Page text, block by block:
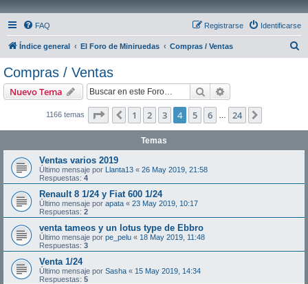
FAQ Identificarse
Registrarse
Índice general El Foro de Miniruedas Compras / Ventas
Compras / Ventas
Nuevo Tema Buscar
1166 temas Página de 24
Anterior
1 2 3 4 5 6 24
Temas
Ventas varios 2019
Último mensaje por Llanta13 « 26 May 2019, 21:58
Respuestas: 4
Renault 8 1/24 y Fiat 600 1/24
Último mensaje por apata « 23 May 2019, 10:17
Respuestas: 2
venta tameos y un lotus type de Ebbro
Último mensaje por pe_pelu « 18 May 2019, 11:48
Respuestas: 3
Venta 1/24
Último mensaje por Sasha « 15 May 2019, 14:34
Respuestas: 5